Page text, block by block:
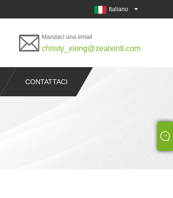
Italiano
Mandaci una email
christy_xiong@zealxintl.com
CONTATTACI